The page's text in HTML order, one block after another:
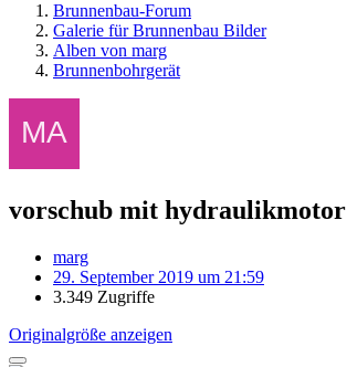
Brunnenbau-Forum
Galerie für Brunnenbau Bilder
Alben von marg
Brunnenbohrgerät
vorschub mit hydraulikmotor
marg
29. September 2019 um 21:59
3.349 Zugriffe
Originalgröße anzeigen